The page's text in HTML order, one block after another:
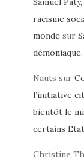
racisme
monde sur
Nauts sur
l’initiative
bientôt le
certains
Christine